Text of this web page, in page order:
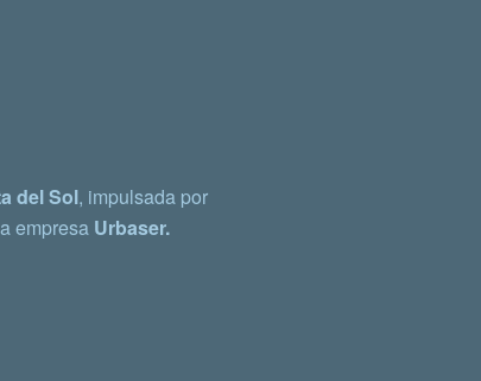
del Sol, impulsada por
empresa Urbaser.